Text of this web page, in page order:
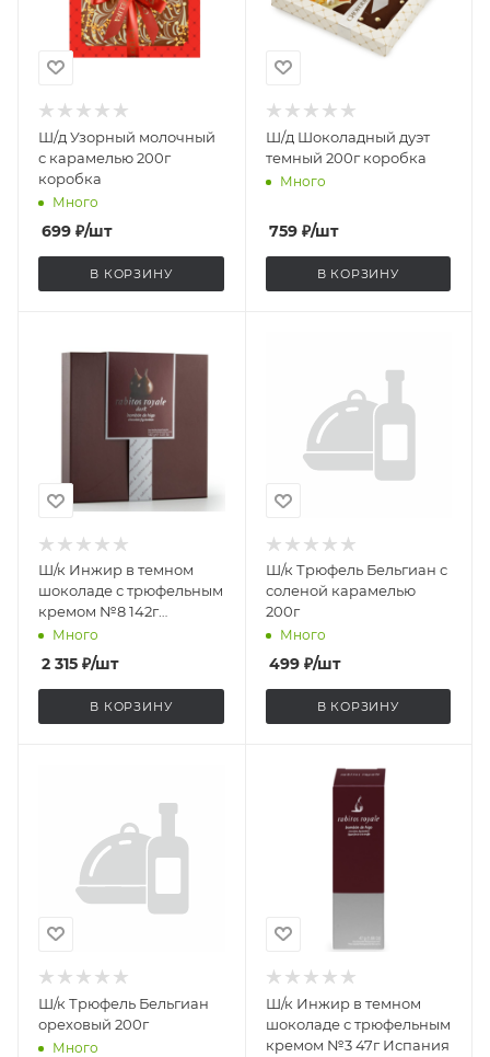
Ш/д Узорный молочный
с карамелью 200г
коробка
Много
699 ₽/шт
В КОРЗИНУ
Ш/д Шоколадный дуэт
темный 200г коробка
Много
759₽/шт
В КОРЗИНУ
Ш/к Инжир в темном
шоколаде с трюфельным
кремом №8 142г
Испания
Много
2 315 ₽/шт
В КОРЗИНУ
Ш/к Трюфель Бельгиан с
соленой карамелью
200г
Много
499₽/шт
В КОРЗИНУ
Ш/к Трюфель Бельгиан
ореховый 200г
Много
Ш/к Инжир в темном
шоколаде с трюфельным
кремом №3 47г Испания